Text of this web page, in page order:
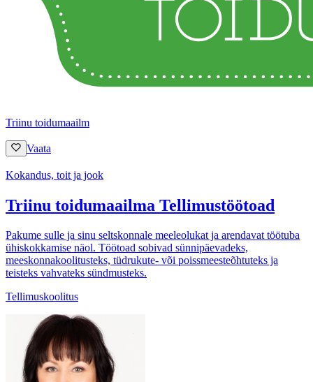
Triinu toidumaailm
Vaata
Kokandus, toit ja jook
Triinu toidumaailma Tellimustöötoad
Pakume sulle ja sinu seltskonnale meeleolukat ja arendavat töötuba
ühiskokkamise näol. Töötoad sobivad sünnipäevadeks,
meeskonnakoolitusteks, tüdrukute- või poissmeesteõhtuteks ja
teisteks vahvateks sündmusteks.
Tellimuskoolitus